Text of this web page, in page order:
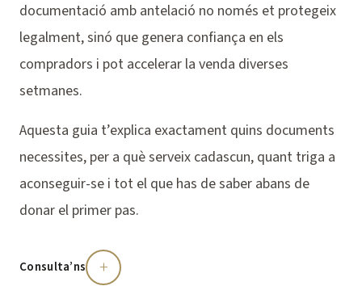
documentació amb antelació no només et protegeix
legalment, sinó que genera confiança en els
compradors i pot accelerar la venda diverses
setmanes.
Aquesta guia t’explica exactament quins documents
necessites, per a què serveix cadascun, quant triga a
aconseguir-se i tot el que has de saber abans de
donar el primer pas.
Consulta’ns +